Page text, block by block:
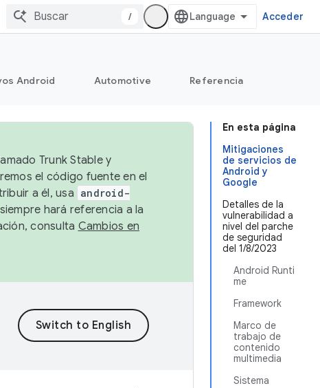
/ Acceder
Android Automotive Referencia
En esta página
Mitigaciones
de servicios de
Android y
Google
Detalles de la
vulnerabilidad a
nivel del parche
de seguridad
del 1/8/2023
Android Runti
me
Framework
Marco de
trabajo de
contenido
multimedia
Sistema
Trunk Stable y
el código fuente en el
a él, usa android-
siempre hará referencia a la
consulta Cambios en